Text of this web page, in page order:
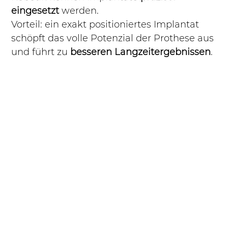
eingesetzt werden.
Vorteil: ein exakt positioniertes Implantat
schöpft das volle Potenzial der Prothese aus
und führt zu besseren Langzeitergebnissen.